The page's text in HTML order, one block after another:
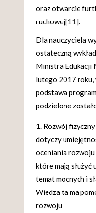
oraz otwarcie
ruchowej[11].
Dla nauczyciela
ostateczną
Ministra Edukacji
lutego 2017 roku,
podstawa
podzielone
Rozwój
dotyczy
oceniania
które mają służyć
temat mocnych i
Wiedza ta ma
rozwoju